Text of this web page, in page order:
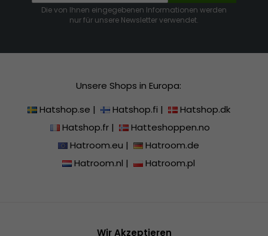
Die von Ihnen eingegebenen Informationen werden
nur für unsere Newsletter verwendet.
Unsere Shops in Europa:
Hatshop.se | Hatshop.fi |
Hatshop.dk
Hatshop.fr|
Hatteshoppen.no
Hatroom.eu |
Hatroom.de
Hatroom.nl | Hatroom.pl
Wir Akzeptieren